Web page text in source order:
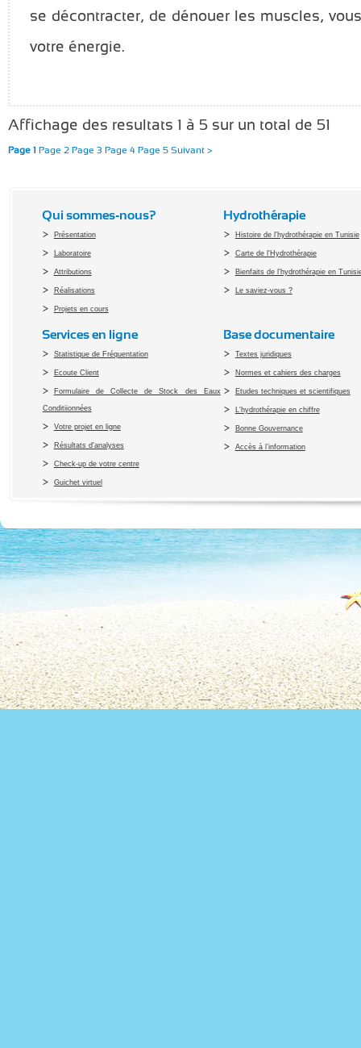
se décontracter, de dénouer les muscles,
votre énergie.
Affichage des resultats 1 à 5 sur un total de 51
Page 1 Page 2 Page 3 Page 4 Page 5 Suivant >
Qui sommes-nous?
Présentation
Laboratoire
Attributions
Réalisations
Projets en cours
Hydrothérapie
Histoire de l'hydrothérapie en Tunisie
Carte de l'Hydrothérapie
Bienfaits de l'hydrothérapie en
Le saviez-vous ?
Services en ligne
Statistique de Fréquentation
Ecoute Client
Formulaire de Collecte de Stock des Eaux
Conditiionnées
Votre projet en ligne
Résultats d'analyses
Check-up de votre centre
Guichet virtuel
Base documentaire
Textes juridiques
Normes et cahiers des charges
Etudes techniques et scientifiques
L'hydrothérapie en chiffre
Bonne Gouvernance
Accès à l’information